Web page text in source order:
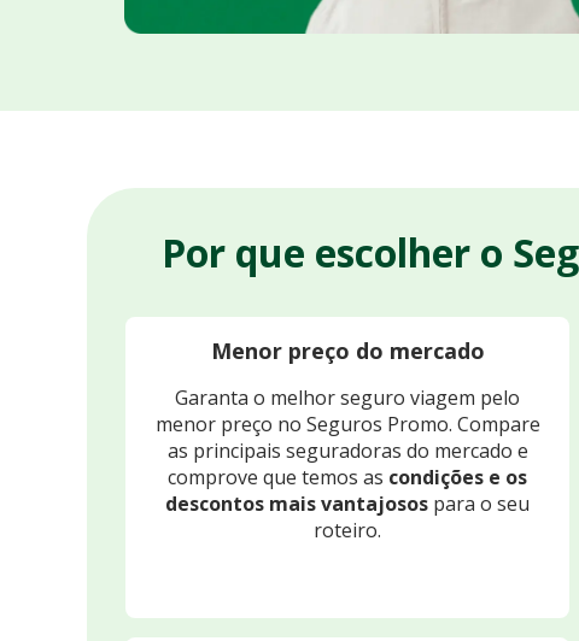
Por que escolher o
Menor preço do mercado
Garanta o melhor seguro viagem pelo
menor preço no Seguros Promo. Compare
as principais seguradoras do mercado e
comprove que temos as condições e os
descontos mais vantajosos para o seu
roteiro.